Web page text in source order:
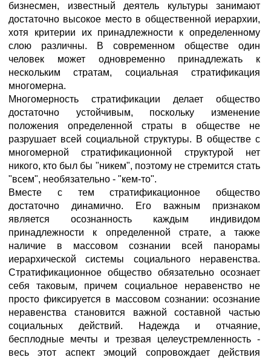
бизнесмен, известный деятель культуры занимают
достаточно высокое место в общественной иерархии,
хотя критерии их принадлежности к определенному
слою различны. В современном обществе один
человек может одновременно принадлежать к
нескольким стратам, социальная стратификация
многомерна.
Многомерность стратификации делает общество
достаточно устойчивым, поскольку изменение
положения определенной страты в обществе не
разрушает всей социальной структуры. В обществе с
многомерной стратификационной структурой нет
никого, кто был бы "никем", поэтому не стремится стать
"всем", необязательно - "кем-то".
Вместе с тем стратификационное общество
достаточно динамично. Его важным признаком
является осознанность каждым индивидом
принадлежности к определенной страте, а также
наличие в массовом сознании всей панорамы
иерархической системы социального неравенства.
Стратификационное общество обязательно осознает
себя таковым, причем социальное неравенство не
просто фиксируется в массовом сознании: осознание
неравенства становится важной составной частью
социальных действий. Надежда и отчаяние,
бесплодные мечты и трезвая целеустремленность -
весь этот аспект эмоций сопровождает действия